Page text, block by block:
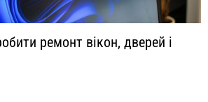
ремонт вікон, дверей і